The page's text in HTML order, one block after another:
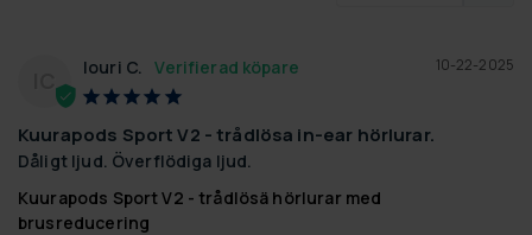
10-22-2025
Iouri C.
Kuurapods Sport V2 - trådlösa in-ear hörlurar.
Dåligt ljud. Överflödiga ljud.
Kuurapods Sport V2 - trådlösä hörlurar med
brusreducering